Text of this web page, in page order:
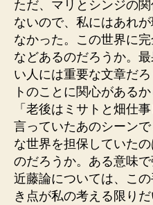
ただ、マリとシンジの
ないので、私にはあれ
なかった。この世界に
などあるのだろうか。
い人には重要な文章だ
トのことに関心がある
「老後はミサトと畑仕
言っていたあのシーン
な世界を担保していた
のだろうか。ある意味
近藤論については、こ
き点が私の考える限り